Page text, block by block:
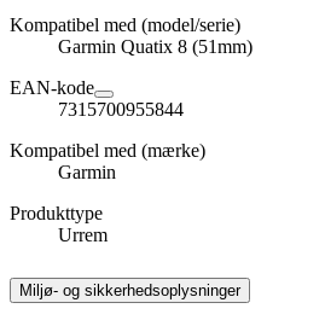
Kompatibel med (model/serie)
Garmin Quatix 8 (51mm)
EAN-kode
7315700955844
Kompatibel med (mærke)
Garmin
Produkttype
Urrem
Miljø- og sikkerhedsoplysninger